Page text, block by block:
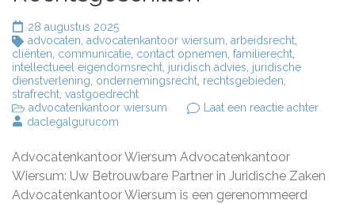
28 augustus 2025
advocaten, advocatenkantoor wiersum, arbeidsrecht,
cliënten, communicatie, contact opnemen, familierecht,
intellectueel eigendomsrecht, juridisch advies, juridische
dienstverlening, ondernemingsrecht, rechtsgebieden,
strafrecht, vastgoedrecht
advocatenkantoor wiersum
Laat een reactie achterop
daclegalgurucom
Advocatenkantoor Wiersum Advocatenkantoor
Wiersum: Uw Betrouwbare Partner in Juridische Zaken
Advocatenkantoor Wiersum is een gerenommeerd